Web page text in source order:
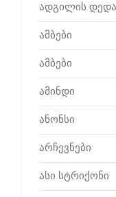
ადგილის დედა
ამბები
ამბები
ამინდი
ანონსი
არჩევნები
ასი სტრიქონი